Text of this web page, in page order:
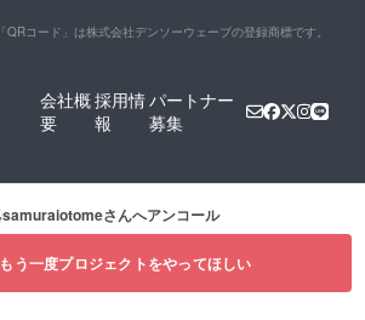
「QRコード」は株式会社デンソーウェーブの登録商標です。
会社概
要
採用情
報
パートナー
募集
samuraiotomeさんへアンコール
もう一度プロジェクトをやってほしい